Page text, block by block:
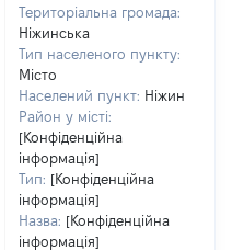
Територіальна громада:
Ніжинська
Тип населеного пункту:
Місто
Населений пункт: Ніжин
Район у місті:
[Конфіденційна
інформація]
Тип: [Конфіденційна
інформація]
Назва: [Конфіденційна
інформація]